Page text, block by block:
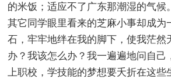
的米饭；适应不了广东那潮湿的气候
其它同学眼里看来的芝麻小事却成为
石，牢牢地绊在我的脚下，使我茫然
办？我该怎么办？我一遍遍地问自己
上职校，学技能的梦想要夭折在这